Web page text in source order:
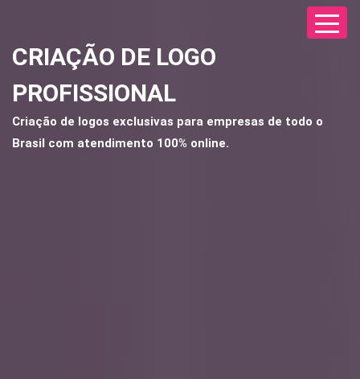
CRIAÇÃO DE LOGO
PROFISSIONAL
Criação de logos exclusivas para empresas de todo o
Brasil com atendimento 100% online.